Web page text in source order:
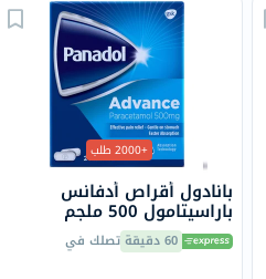
+2000 طلب
بانادول أقراص أدفانس
باراسيتامول 500 ملجم
قرص 60 دقيقة تصلك في